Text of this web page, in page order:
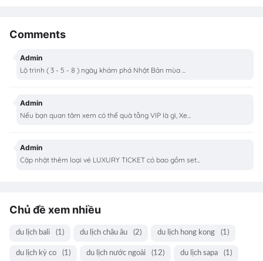
Comments
Admin
Lộ trình ( 3 - 5 - 8 ) ngày khám phá Nhật Bản mùa ...
Admin
Nếu bạn quan tâm xem có thể quà tằng VIP là gì, Xe...
Admin
Cập nhật thêm loại vé LUXURY TICKET có bao gồm set...
Chủ đề xem nhiều
du lịch bali (1) du lịch châu âu (2) du lịch hong kong (1)
du lịch kỳ co (1) du lịch nước ngoài (12) du lịch sapa (1)